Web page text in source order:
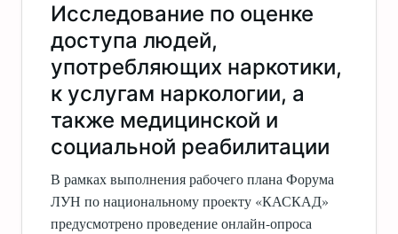
Исследование по оценке
доступа людей,
употребляющих наркотики,
к услугам наркологии, а
также медицинской и
социальной реабилитации
В рамках выполнения рабочего плана Форума
ЛУН по национальному проекту «КАСКАД»
предусмотрено проведение онлайн-опроса